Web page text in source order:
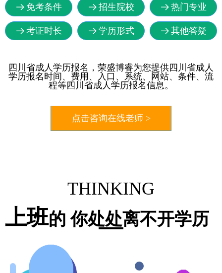
四川省成人学历报名，荣盛博睿为您提供四川省成人
学历报名时间、费用、入口、系统、网站、条件、流
程等四川省成人学历报名信息。
点击咨询在线老师 >
뀠 招生院校
뀠 免考条件 뀠 热门专业
뀠 考证时长 뀠 学历形式 뀠 其他答疑
THINKING
上班的 你处处离不开学历